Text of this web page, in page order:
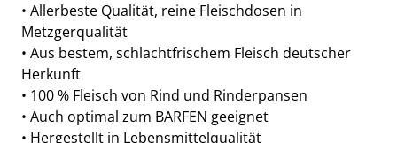
• Allerbeste Qualität, reine Fleischdosen in
Metzgerqualität
• Aus bestem, schlachtfrischem Fleisch deutscher
Herkunft
• 100 % Fleisch von Rind und Rinderpansen
• Auch optimal zum BARFEN geeignet
• Hergestellt in Lebensmittelqualität